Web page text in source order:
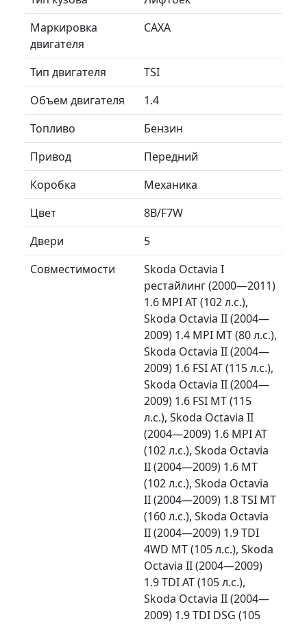
Маркировка
двигателя
CAXA
Тип двигателя
TSI
Объем двигателя
1.4
Топливо
Бензин
Привод
Передний
Коробка
Механика
Цвет
8B/F7W
Двери
5
Совместимости
Skoda Octavia I
рестайлинг (2000—2011)
1.6 MPI AT (102 л.с.),
Skoda Octavia II (2004—
2009) 1.4 MPI MT (80 л.с.),
Skoda Octavia II (2004—
2009) 1.6 FSI AT (115 л.с.),
Skoda Octavia II (2004—
2009) 1.6 FSI MT (115
л.с.), Skoda Octavia II
(2004—2009) 1.6 MPI AT
(102 л.с.), Skoda Octavia
II (2004—2009) 1.6 MT
(102 л.с.), Skoda Octavia
II (2004—2009) 1.8 TSI MT
(160 л.с.), Skoda Octavia
II (2004—2009) 1.9 TDI
4WD MT (105 л.с.), Skoda
Octavia II (2004—2009)
1.9 TDI AT (105 л.с.),
Skoda Octavia II (2004—
2009) 1.9 TDI DSG (105